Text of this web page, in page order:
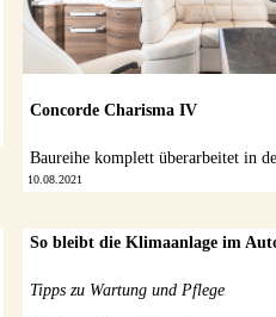
Concorde Charisma IV
Baureihe komplett überarbeitet in
10.08.2021
So bleibt die Klimaanlage im
Tipps zu Wartung und Pflege